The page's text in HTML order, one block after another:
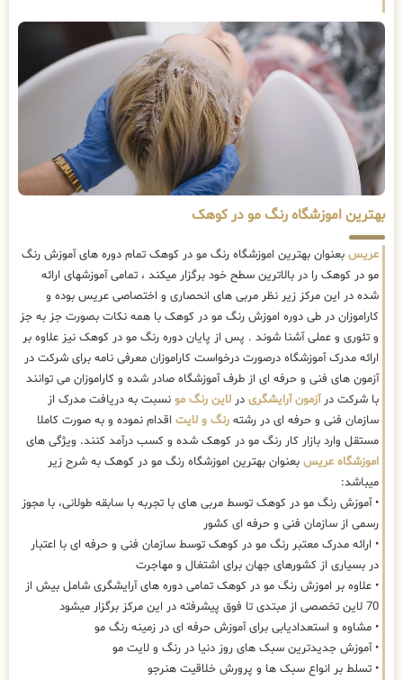
بهترین اموزشگاه رنگ مو در کوهک
عریس بعنوان بهترین اموزشگاه رنگ مو در کوهک تمام دوره های آموزش رنگ
مو در کوهک را در بالاترین سطح خود برگزار میکند ، تمامی آموزشهای ارائه
شده در این مرکز زیر نظر مربی های انحصاری و اختصاصی عریس بوده و
کاراموزان در طی دوره اموزش رنگ مو در کوهک با همه نکات بصورت جز به جز
و تئوری و عملی آشنا شوند . پس از پایان دوره رنگ مو در کوهک نیز علاوه بر
ارائه مدرک آموزشگاه درصورت درخواست کاراموزان معرفی نامه برای شرکت در
آزمون های فنی و حرفه ای از طرف آموزشگاه صادر شده و کاراموزان می توانند
با شرکت درآزمون آرایشگری در لاین رنگ مو نسبت به دریافت مدرک از
سازمان فنی و حرفه ای در رشته رنگ و لایت اقدام نموده و به صورت کاملا
مستقل وارد بازار کار رنگ مو در کوهک شده و کسب درآمد کنند. ویژگی های
اموزشگاه عریس بعنوان بهترین اموزشگاه رنگ مو در کوهک به شرح زیر
میباشد:
• آموزش رنگ مو در کوهک توسط مربی های با تجربه با سابقه طولانی، با مجوز
رسمی از سازمان فنی و حرفه ای کشور
• ارائه مدرک معتبر رنگ مو در کوهک توسط سازمان فنی و حرفه ای با اعتبار
در بسیاری از کشورهای جهان برای اشتغال و مهاجرت
• علاوه بر اموزش رنگ مو در کوهک تمامی دوره های آرایشگری شامل بیش از
70 لاین تخصصی از مبتدی تا فوق پیشرفته در این مرکز برگزار میشود
• مشاوه و استعدادیابی برای آموزش حرفه ای در زمینه رنگ مو
• آموزش جدیدترین سبک های روز دنیا در رنگ و لایت مو
• تسلط بر انواع سبک ها و پرورش خلاقیت هنرجو